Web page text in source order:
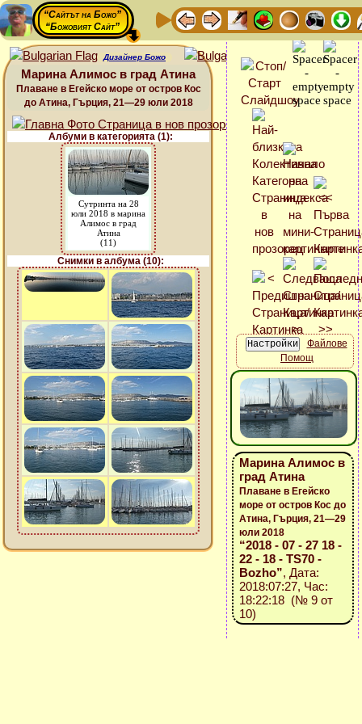
“Сайтът на Божо”
“Божовият Сайт”
Дизайнер Божо
Марина Алимос в град Атина
Плаване в Егейско море от остров Кос
до Атина, Гърция, 21—29 юли 2018
Албуми в категорията (1):
Сутринта на 28
юли 2018 в марина
Алимос в град
Атина
(11)
Снимки в албума (10):
Файлове
Помощ
Марина Алимос в
град Атина
Плаване в Егейско
море от остров Кос до
Атина, Гърция, 21—29
юли 2018
“2018 - 07 - 27 18 -
22 - 18 - TS70 -
Bozho”, Дата:
2018:07:27, Час:
18:22:18 (№ 9 от
10)